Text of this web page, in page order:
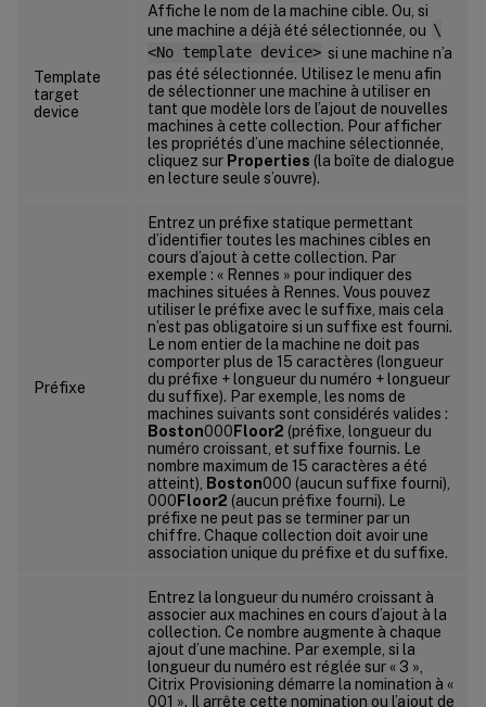
Template
target
device
Affiche le nom de la machine cible. Ou, si
une machine a déjà été sélectionnée, ou \
<No template device> si une machine n’a
pas été sélectionnée. Utilisez le menu afin
de sélectionner une machine à utiliser en
tant que modèle lors de l’ajout de nouvelles
machines à cette collection. Pour afficher
les propriétés d’une machine sélectionnée,
cliquez sur Properties (la boîte de dialogue
en lecture seule s’ouvre).
Préfixe
Entrez un préfixe statique permettant
d’identifier toutes les machines cibles en
cours d’ajout à cette collection. Par
exemple : « Rennes » pour indiquer des
machines situées à Rennes. Vous pouvez
utiliser le préfixe avec le suffixe, mais cela
n’est pas obligatoire si un suffixe est fourni.
Le nom entier de la machine ne doit pas
comporter plus de 15 caractères (longueur
du préfixe + longueur du numéro + longueur
du suffixe). Par exemple, les noms de
machines suivants sont considérés valides :
Boston000 Floor2 (préfixe, longueur du
numéro croissant, et suffixe fournis. Le
nombre maximum de 15 caractères a été
atteint),
Boston000 (aucun suffixe fourni),
000 Floor2 (aucun préfixe fourni). Le
préfixe ne peut pas se terminer par un
chiffre. Chaque collection doit avoir une
association unique du préfixe et du suffixe.
Entrez la longueur du numéro croissant à
associer aux machines en cours d’ajout à la
collection. Ce nombre augmente à chaque
ajout d’une machine. Par exemple, si la
longueur du numéro est réglée sur « 3 »,
Citrix Provisioning démarre la nomination à «
001 ». Il arrête cette nomination ou l’ajout de